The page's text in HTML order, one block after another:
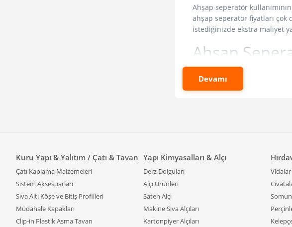
Ahşap seperatör
ahşap seperatör fiyatları çok
istediğinizde ekstra maliyet
Ahşap
Ahşap seperatörler, hem
bölgeleri oluşturmaktır.
şunlardır:
Hazır panel
Ahşap
Kolay bakım ve tamir:
Farklı
seperatör modelleri
Devamı
Kuru Yapı & Yalıtım / Çatı & Tavan
Çatı Kaplama Malzemeleri
Sistem Aksesuarları
Sıva Altı Köşe ve Bitiş Profilleri
Müdahale Kapakları
Clip-in Plastik Asma Tavan
Yapı Kimyasalları & Alçı
Derz Dolguları
Alçı Ürünleri
Saten Alçı
Makine Sıva Alçıları
Kartonpiyer Alçıları
Vidalar